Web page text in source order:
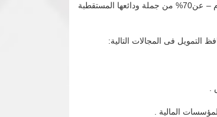
تشجيع المصارف عند منح التمويل مراعاة ألا تقل نسبة التمويل الممنوح عبر مجموع فروعها العاملة بالولايات – عدا ولاية الخرطوم – عن70% من جملة ودائعها المستقطبة
التمويل فى المجالات التالية:
المالية .